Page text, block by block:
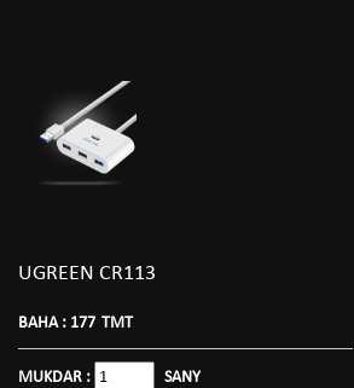
UGREEN CR113
BAHA : 177 TMT
MUKDAR : SANY